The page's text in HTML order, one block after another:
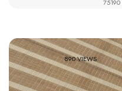
75190
890 VIEWS